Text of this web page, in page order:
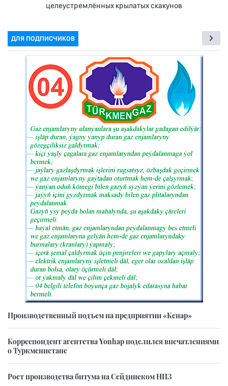
целеустремлённых крылатых скакунов
ДЛЯ ПОДПИСЧИКОВ
Производственный подъем на предприятии «Кенар»
Корреспондент агентства Yonhap поделился впечатлениями
о Туркменистане
Рост производства битума на Сейдинском НПЗ